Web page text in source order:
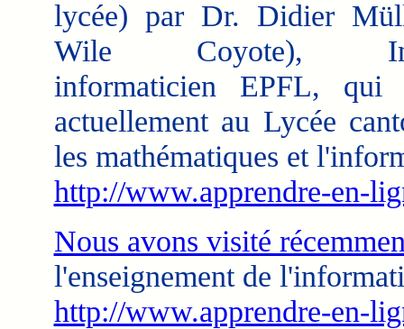
lycée) par Dr. Didier
Wile Coyote),
informaticien EPFL, qui
actuellement au Lycée
les mathématiques et
http://www.apprendre-en-
Nous avons visité
l'enseignement de
http://www.apprendre-en-